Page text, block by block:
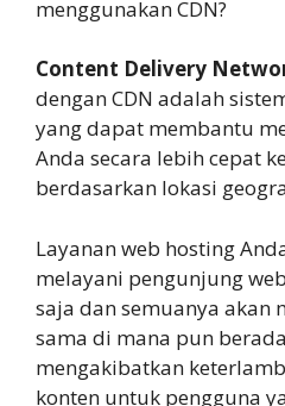
menggunakan CDN?
Content Delivery
dengan CDN adalah
yang dapat membantu
Anda secara lebih cepat
berdasarkan lokasi
Layanan web hosting
melayani pengunjung
saja dan semuanya akan
sama di mana pun
mengakibatkan
konten untuk pengguna